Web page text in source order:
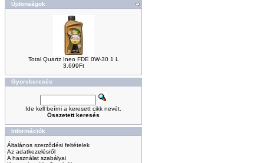
Újdonságok
Total Quartz Ineo FDE 0W-30 1 L
3.699Ft
Gyorskeresés
Ide kell beírni a keresett cikk nevét.
Összetett keresés
Információk
Általános szerződési feltételek
Az adatkezelésről
A használat szabályai